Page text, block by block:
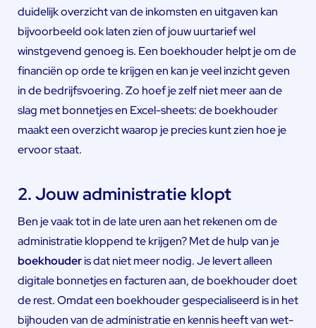
duidelijk overzicht van de inkomsten en uitgaven kan
bijvoorbeeld ook laten zien of jouw uurtarief wel
winstgevend genoeg is. Een boekhouder helpt je om de
financiën op orde te krijgen en kan je veel inzicht geven
in de bedrijfsvoering. Zo hoef je zelf niet meer aan de
slag met bonnetjes en Excel-sheets: de boekhouder
maakt een overzicht waarop je precies kunt zien hoe je
ervoor staat.
2. Jouw administratie klopt
Ben je vaak tot in de late uren aan het rekenen om de
administratie kloppend te krijgen? Met de hulp van je
boekhouderis dat niet meer nodig. Je levert alleen
digitale bonnetjes en facturen aan, de boekhouder doet
de rest. Omdat een boekhouder gespecialiseerd is in het
bijhouden van de administratie en kennis heeft van wet-